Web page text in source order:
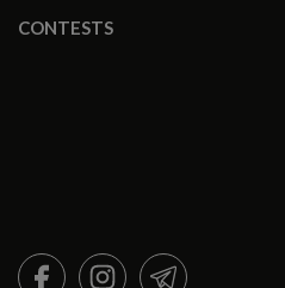
CONTESTS
FACEBOOKINSTAGRAMTELEGRAM